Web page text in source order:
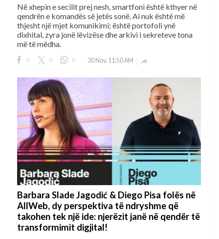
Në xhepin e secilit prej nesh, smartfoni është kthyer në
qendrën e komandës së jetës sonë. Ai nuk është më
thjesht një mjet komunikimi; është portofoli ynë
dixhital, zyra jonë lëvizëse dhe arkivi i sekreteve tona
më të mëdha.
0 0 0 30 Nov, 11:50 AM 
Barbara Slade Jagodić & Diego Pisa folës në
AllWeb, dy perspektiva të ndryshme që
takohen tek një ide: njerëzit janë në qendër të
transformimit digjital!